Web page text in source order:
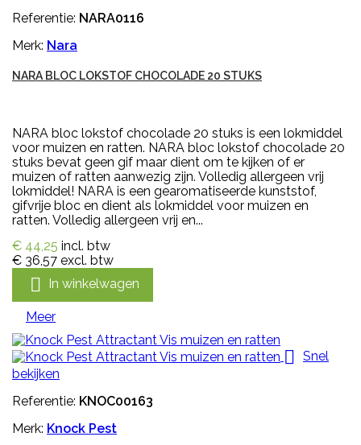
Referentie: NARA0116
Merk: Nara
NARA BLOC LOKSTOF CHOCOLADE 20 STUKS
NARA bloc lokstof chocolade 20 stuks is een lokmiddel
voor muizen en ratten. NARA bloc lokstof chocolade 20
stuks bevat geen gif maar dient om te kijken of er
muizen of ratten aanwezig zijn. Volledig allergeen vrij
lokmiddel! NARA is een gearomatiseerde kunststof,
gifvrije bloc en dient als lokmiddel voor muizen en
ratten. Volledig allergeen vrij en...
€ 44,25 incl. btw
€ 36,57 excl. btw
 In winkelwagen
Meer
 Snel
bekijken
Referentie: KNOC00163
Merk: Knock Pest